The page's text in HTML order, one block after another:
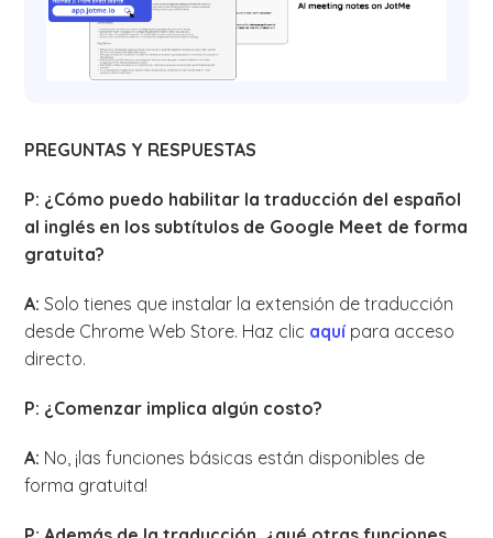
PREGUNTAS Y RESPUESTAS
P: ¿Cómo puedo habilitar la traducción del español
al inglés en los subtítulos de Google Meet de forma
gratuita?
A: Solo tienes que instalar la extensión de traducción
desde Chrome Web Store. Haz clic aquípara acceso
directo.
P: ¿Comenzar implica algún costo?
A: No, ¡las funciones básicas están disponibles de
forma gratuita!